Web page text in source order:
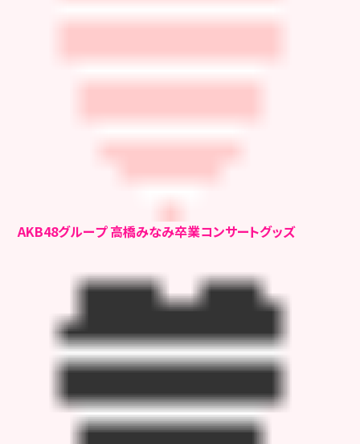
AKB48グループ 高橋みなみ卒業コンサートグッズ